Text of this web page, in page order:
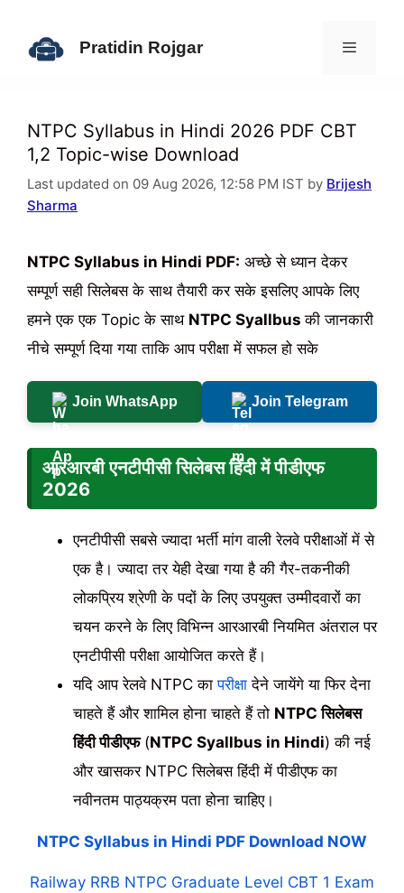
Pratidin Rojgar
NTPC Syllabus in Hindi 2026 PDF CBT
1,2 Topic-wise Download
Last updated on 09 Aug 2026, 12:58 PM IST by Brijesh
Sharma
NTPC Syllabus in Hindi PDF: अच्छे से ध्यान देकर
सम्पूर्ण सही सिलेबस के साथ तैयारी कर सके इसलिए आपके लिए
हमने एक एक Topic के साथ NTPC Syallbusकी जानकारी
नीचे सम्पूर्ण दिया गया ताकि आप परीक्षा में सफल हो सके
Join WhatsApp Join Telegram
आरआरबी एनटीपीसी सिलेबस हिंदी में पीडीएफ
2026
एनटीपीसी सबसे ज्यादा भर्ती मांग वाली रेलवे परीक्षाओं में से
एक है। ज्यादा तर येही देखा गया है की गैर-तकनीकी
लोकप्रिय श्रेणी के पदों के लिए उपयुक्त उम्मीदवारों का
चयन करने के लिए विभिन्न आरआरबी नियमित अंतराल पर
एनटीपीसी परीक्षा आयोजित करते हैं।
यदि आप रेलवे NTPC कापरीक्षा देने जायेंगे या फिर देना
चाहते हैं और शामिल होना चाहते हैं तो NTPC सिलेबस
हिंदी पीडीएफ(NTPC Syallbus in Hindi) की नई
और खासकर NTPC सिलेबस हिंदी में पीडीएफ का
नवीनतम पाठ्यक्रम पता होना चाहिए।
NTPC Syllabus in Hindi PDF Download NOW
Railway RRB NTPC Graduate Level CBT 1 Exam